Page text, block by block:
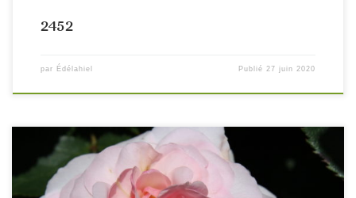
2452
par Édélahiel Publié27 juin 2020